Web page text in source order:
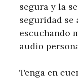
segura y la
seguridad se
escuchando
audio
Tenga en